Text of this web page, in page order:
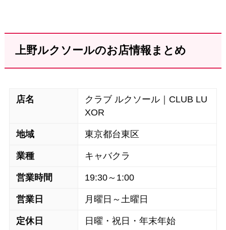
上野ルクソールのお店情報まとめ
店名
クラブ ルクソール｜CLUB LU
XOR
地域 東京都台東区
業種 キャバクラ
営業時間 19:30～1:00
営業日 月曜日～土曜日
定休日 日曜・祝日・年末年始